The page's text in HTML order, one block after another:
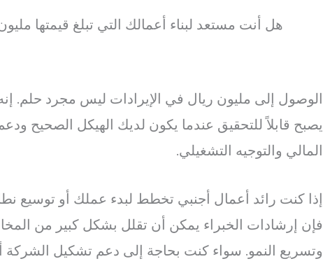
هل أنت مستعد لبناء أعمالك التي تبلغ قيمتها
الوصول إلى مليون ريال في الإيرادات ليس مجرد حلم.
يصبح قابلاً للتحقيق عندما يكون لديك الهيكل الصحيح
المالي والتوجيه التشغيلي.
إذا كنت رائد أعمال أجنبي تخطط لبدء عملك أو توسيع
فإن إرشادات الخبراء يمكن أن تقلل بشكل كبير من
وتسريع النمو. سواء كنت بحاجة إلى دعم تشكيل الشركة أو